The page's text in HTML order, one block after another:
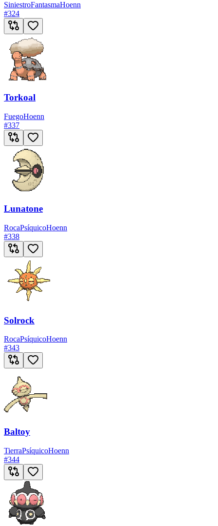
SiniestroFantasmaHoenn
#324
Torkoal
FuegoHoenn
#337
Lunatone
RocaPsíquicoHoenn
#338
Solrock
RocaPsíquicoHoenn
#343
Baltoy
TierraPsíquicoHoenn
#344